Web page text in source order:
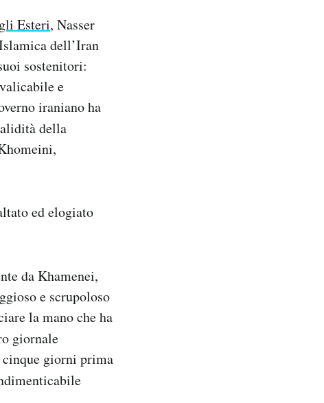
Esteri, Nasser
dell’Iran
sostenitori:
e
iraniano ha
della
ed elogiato
da Khamenei,
e scrupoloso
la mano che ha
giornale
cinque giorni prima